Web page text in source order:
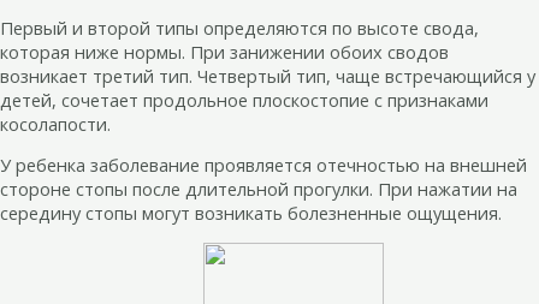
Первый и второй типы определяются по высоте свода,
которая ниже нормы. При занижении обоих сводов
возникает третий тип. Четвертый тип, чаще встречающийся у
детей, сочетает продольное плоскостопие с признаками
косолапости.
У ребенка заболевание проявляется отечностью на внешней
стороне стопы после длительной прогулки. При нажатии на
середину стопы могут возникать болезненные ощущения.